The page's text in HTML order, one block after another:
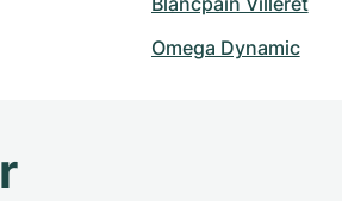
Omega Dynamic